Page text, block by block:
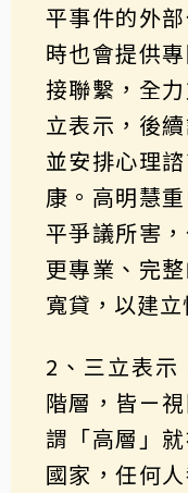
平事件的外
時也會提供
接聯繫，全
立表示，後
並安排心理
康。高明慧
平爭議所害
更專業、完
寬貸，以建
2、三立表示
階層，皆ㄧ
謂「高層」
國家，任何